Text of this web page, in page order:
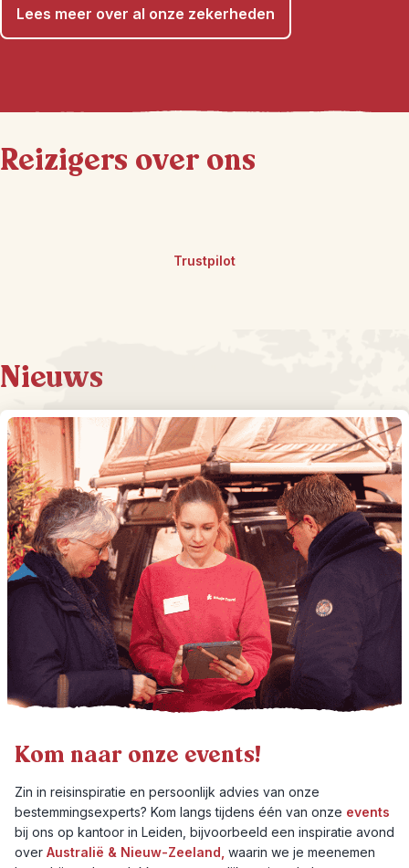
Lees meer over al onze zekerheden
Reizigers over ons
Trustpilot
Nieuws
Kom naar onze events!
Zin in reisinspiratie en persoonlijk advies van onze
bestemmingsexperts? Kom langs tijdens één van onze events
bij ons op kantoor in Leiden, bijvoorbeeld een inspiratie avond
over Australië & Nieuw-Zeeland, waarin we je meenemen